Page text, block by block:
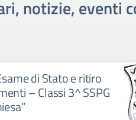
notizie, eventi
di Stato e ritiro
– Classi 3^ SSPG